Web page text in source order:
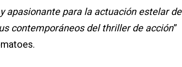
apasionante para la actuación estelar de
contemporáneos del thriller de acción”